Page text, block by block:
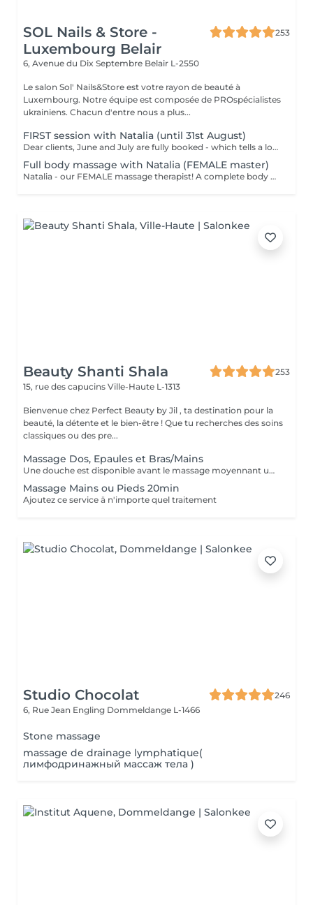
SOL Nails & Store -
Luxembourg Belair
253
6, Avenue du Dix Septembre Belair L-2550
Le salon Sol' Nails&Store est votre rayon de beauté à
Luxembourg. Notre équipe est composée de PROspécialistes
ukrainiens. Chacun d'entre nous a plus...
FIRST session with Natalia (until 31st August)
Dear clients, June and July are fully booked - which tells a lot. Plan your session IN AUGUST at a welcome price now. Natalia - our new FEMALE massage therapist! We're excited for you to get to know her, and we're offering a special price - just €59 per session. A full body massage: back, arms, legs, feet, neck. Tension release, better circulation, a calm mind. From the first minute to the last, you're in good hands!
Full body massage with Natalia (FEMALE master)
Natalia - our FEMALE massage therapist! A complete body massage designed to release tension, improve circulation and promote overall relaxation. The treatment typically focuses on the back, shoulders, arms, legs and other key tension areas using smooth and soothing massage techniques. Result: a feeling of lightness, relaxation and renewed body comfort. Recommended frequency: once a week to once a month, depending on your needs and stress level.
Beauty Shanti Shala
253
15, rue des capucins Ville-Haute L-1313
Bienvenue chez Perfect Beauty by Jil , ta destination pour la
beauté, la détente et le bien-être ! Que tu recherches des soins
classiques ou des pre...
Massage Dos, Epaules et Bras/Mains
Une douche est disponible avant le massage moyennant un supplément de 15 €. Nous vous prions donc de vous doucher chez vous ou si nous constatons que vous n'avez pas pris de douche, nous serons contraints de vous facturer 15 €. Merci de votre compréhension. Les massages sont effectués avec une pression suffisante et une attention aux détails, en veillant à ne pas oublier des zones telles que les genoux et les coudes.
Massage Mains ou Pieds 20min
Ajoutez ce service ä n'importe quel traitement
Studio Chocolat
246
6, Rue Jean Engling Dommeldange L-1466
Stone massage
massage de drainage lymphatique(
лимфодринажный массаж тела )